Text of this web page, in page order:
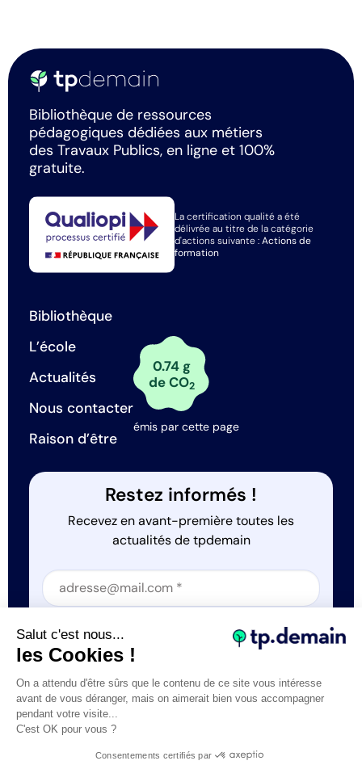
Bibliothèque de ressources
pédagogiques dédiées aux métiers
des Travaux Publics, en ligne et 100%
gratuite.
La certification qualité a été
délivrée au titre de la catégorie
d'actions suivante :Actions de
formation
Bibliothèque
L’école
Actualités
Nous contacter
Raison d’être
0.74 g
de CO2
émis par cette page
Restez informés !
Recevez en avant-première toutes les
actualités de tpdemain
Section
Section
J'accepte que tp.demain utilise mes informations
Tous droits réservés © tp.demain 2026Mentions légales
Salut c'est nous...
les Cookies !
On a attendu d'être sûrs que le contenu de ce site vous intéresse
avant de vous déranger, mais on aimerait bien vous accompagner
pendant votre visite...
C'est OK pour vous ?
Consentements certifiés par